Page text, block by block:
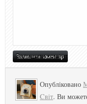
Опубліковано
Cвіт. Ви